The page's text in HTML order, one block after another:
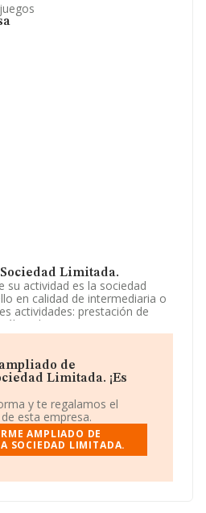
Limitada.
su actividad es la sociedad
en calidad de intermediaria o
actividades: prestación de
de procesos para su
programación para equipos
La empresa es una Sociedad
a 5821 con código
No realiza actividad de
Sociedad Limitada, NIF
social establecido en
4 H, (39010), en el municipio
de
Limitada. ¡Es
y te regalamos el
esta empresa.
AMPLIADO DE
SOCIEDAD LIMITADA.